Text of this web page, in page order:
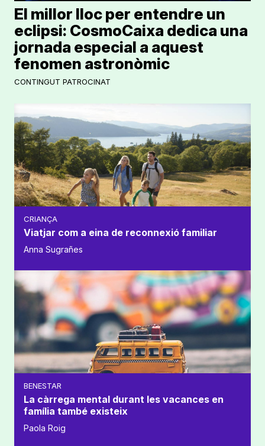
CONTINGUT PATROCINAT
El millor lloc per entendre un
eclipsi: CosmoCaixa dedica una
jornada especial a aquest
fenomen astronòmic
CRIANÇA
Viatjar com a eina de reconnexió familiar
Anna Sugrañes
BENESTAR
La càrrega mental durant les vacances en
família també existeix
Paola Roig